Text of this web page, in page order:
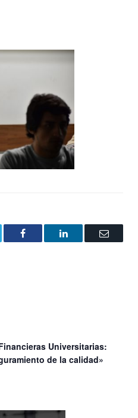
Facebook LinkedIn Email
Universitarias:
de la calidad»